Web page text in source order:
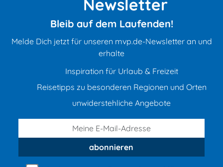
Newsletter
Bleib auf dem Laufenden!
Melde Dich jetzt für unseren mvp.de-Newsletter an und
erhalte
Inspiration für Urlaub & Freizeit
Reisetipps zu besonderen Regionen und Orten
unwiderstehliche Angebote
abonnieren